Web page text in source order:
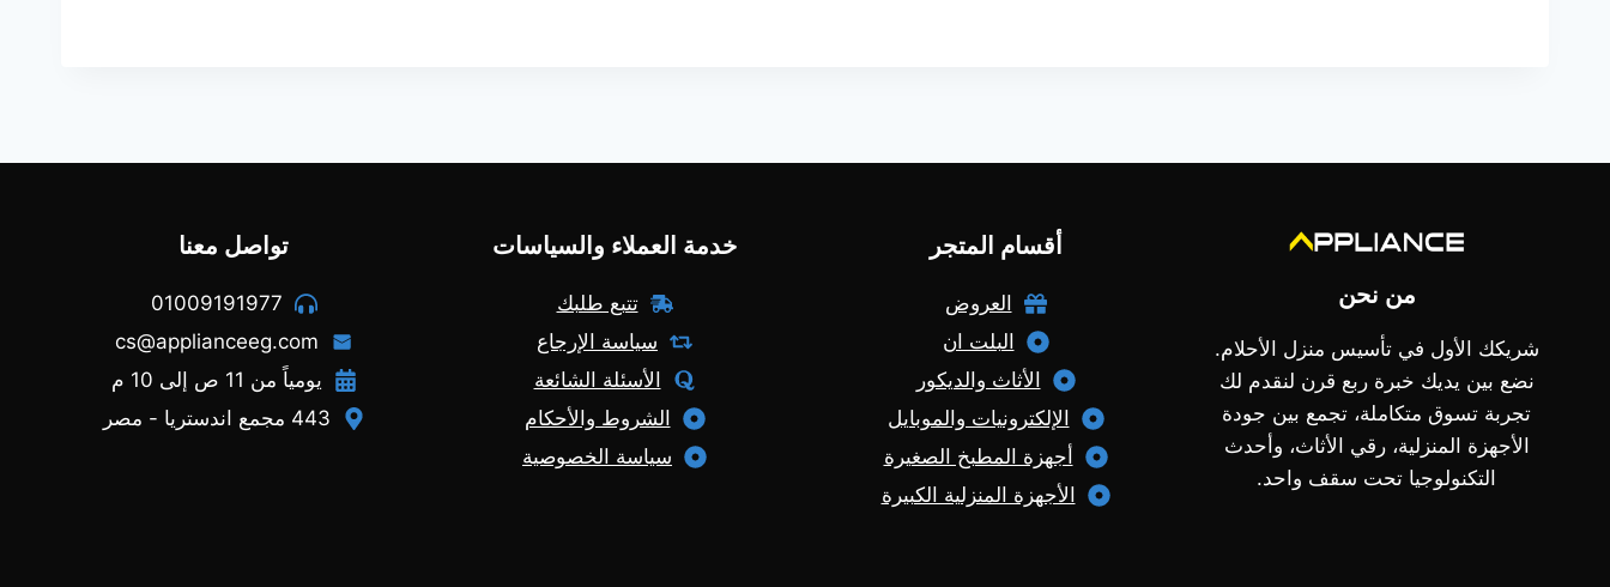
من نحن
شريكك الأول في تأسيس منزل الأحلام.
نضع بين يديك خبرة ربع قرن لنقدم لك
تجربة تسوق متكاملة، تجمع بين جودة
الأجهزة المنزلية، رقي الأثاث، وأحدث
التكنولوجيا تحت سقف واحد.
أقسام المتجر
العروض
البلت ان
الأثاث والديكور
الإلكترونيات والموبايل
أجهزة المطبخ الصغيرة
الأجهزة المنزلية الكبيرة
خدمة العملاء والسياسات
تتبع طلبك
سياسة الإرجاع
الأسئلة الشائعة
الشروط والأحكام
سياسة الخصوصية
تواصل معنا
01009191977
cs@applianceeg.com
يومياً من 11 ص إلى 10 م
443 مجمع اندستريا - مصر